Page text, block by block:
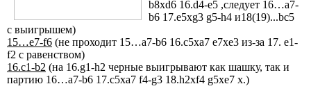
b8xd6 16.d4-e5 ,следует 16…a7-
b6 17.e5xg3 g5-h4 и18(19)...bc5
с выигрышем)
15…e7-f6 (не проходит 15…a7-b6 16.c5xa7 e7xe3 из-за 17. e1-
f2 с равенством)
16.c1-b2 (на 16.g1-h2 черные выигрывают как шашку, так и
партию 16…a7-b6 17.c5xa7 f4-g3 18.h2xf4 g5xe7 х.)